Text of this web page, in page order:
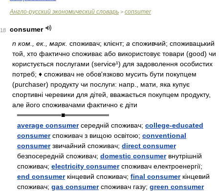
Англо-русский экономический словарь > consumer
18
consumer
n ком., ек., марк. споживач; клієнт; a споживчий; споживацький
той, хто фактично споживає або використовує товари (good) чи
користується послугами (service¹) для задоволення особистих
потреб; ♦ споживач не обов'язково мусить бути покупцем
(purchaser) продукту чи послуги: напр., мати, яка купує
спортивні черевики для дітей, вважається покупцем продукту,
але його споживачами фактично є діти
═════════■═════════
average consumerсередній споживач; college-educated
consumerспоживач з вищою освітою; conventional
consumerзвичайний споживач; direct consumer
безпосередній споживач; domestic consumerвнутрішній
споживач; electricity consumerспоживач електроенергії;
end consumerкінцевий споживач; final consumerкінцевий
споживач; gas consumerспоживач газу; green consumer